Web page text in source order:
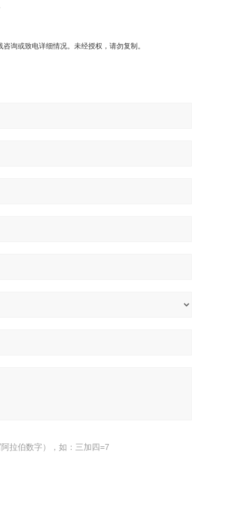
询或致电详细情况。未经授权，请勿复制。
拉伯数字），如：三加四=7